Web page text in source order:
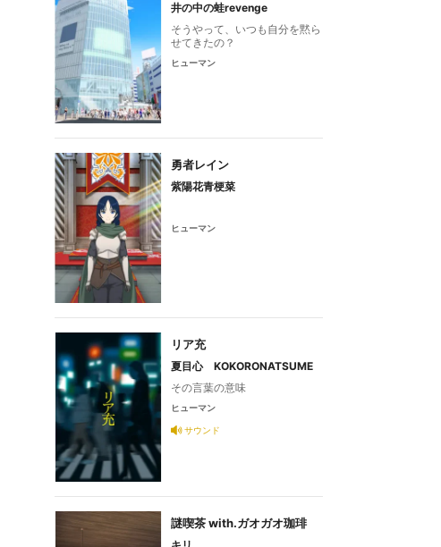
井の中の蛙revenge
そうやって、いつも自分を黙ら
せてきたの？
ヒューマン
勇者レイン
紫陽花青梗菜
ヒューマン
リア充
夏目心 KOKORONATSUME
その言葉の意味
ヒューマン
サウンド
謎喫茶 with.ガオガオ珈琲